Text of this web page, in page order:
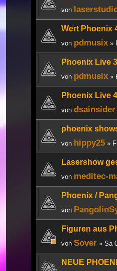
von
Wert Phoenix
von pdmusix »
Phoenix Live
von pdmusix »
Phoenix Live
von dsainsider
phoenix
von hippy25 »
Lasershow
von meditec-
Phoenix /
von
Figuren aus
von Sover » Sa
NEUE